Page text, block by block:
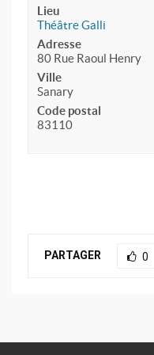
Lieu
Théâtre Galli
Adresse
80 Rue Raoul Henry
Ville
Sanary
Code postal
83110
PARTAGER 0